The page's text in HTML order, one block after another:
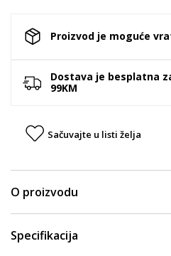
Proizvod je moguće
Dostava je besplatna
99KM
Sačuvajte u listi želja
O proizvodu
Specifikacija